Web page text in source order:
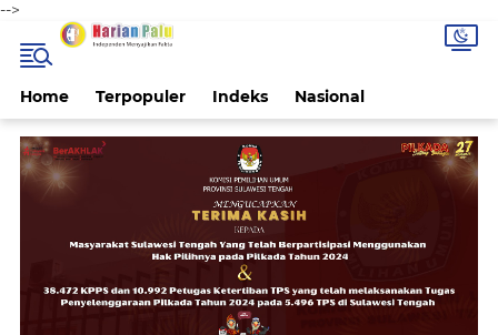
-->
Home Terpopuler Indeks Nasional